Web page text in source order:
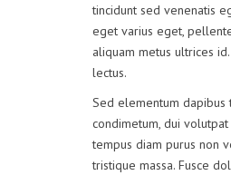
tincidunt sed venenatis
eget varius eget,
aliquam metus ultrices
lectus.
Sed elementum dapibus
condimetum, dui
tempus diam purus non
tristique massa. Fusce